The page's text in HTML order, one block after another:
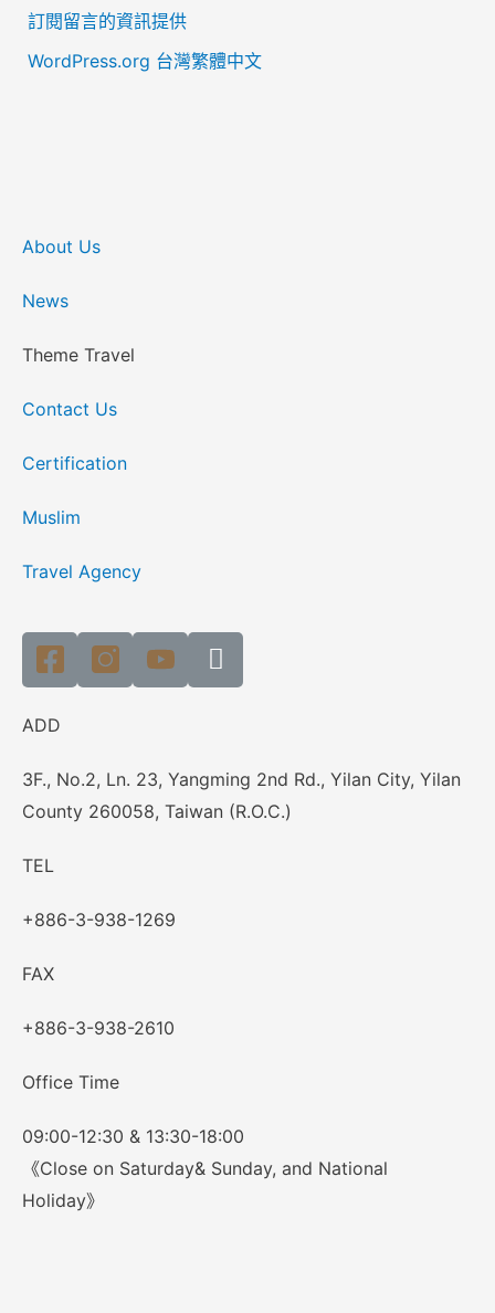
訂閱留言的資訊提供
WordPress.org 台灣繁體中文
About Us
News
Theme Travel
Contact Us
Certification
Muslim
Travel Agency
ADD
3F., No.2, Ln. 23, Yangming 2nd Rd., Yilan City, Yilan
County 260058, Taiwan (R.O.C.)
TEL
+886-3-938-1269
FAX
+886-3-938-2610
Office Time
09:00-12:30 & 13:30-18:00
《Close on Saturday& Sunday, and National
Holiday》